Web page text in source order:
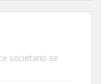
societario se